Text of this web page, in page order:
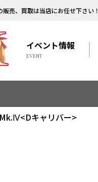
売、買取は当店にお任せ下さい！
イベント情報
EVENT
キャリバー>